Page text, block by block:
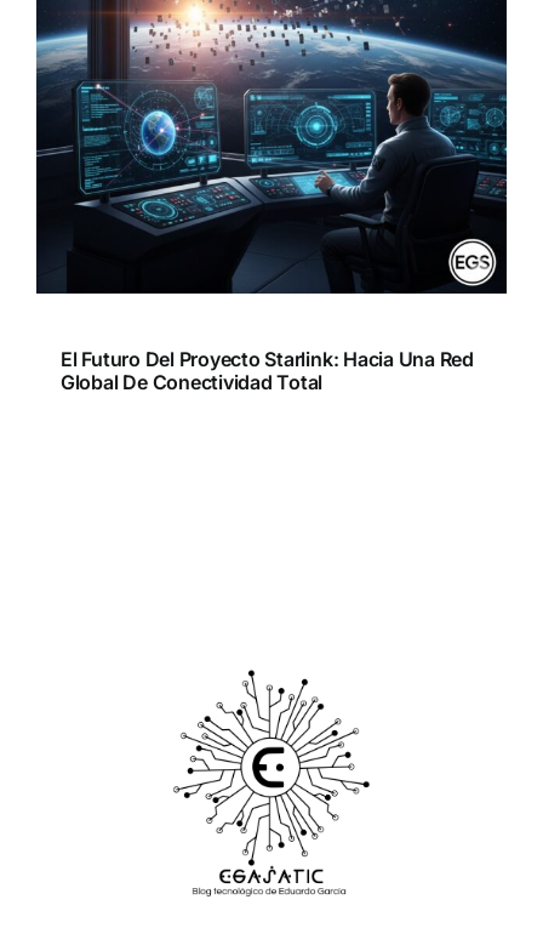
El Futuro Del Proyecto Starlink: Hacia Una Red
Global De Conectividad Total